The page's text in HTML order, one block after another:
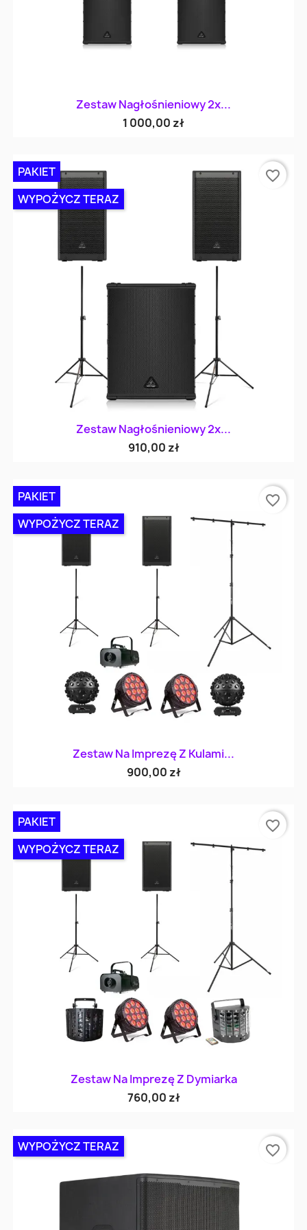
Zestaw Nagłośnieniowy 2x...
1 000,00 zł
Zestaw Nagłośnieniowy 2x...
910,00 zł
PAKIET
WYPOŻYCZ TERAZ
favorite_border
Zestaw Na Imprezę Z Kulami...
900,00 zł
PAKIET
WYPOŻYCZ TERAZ
favorite_border
Zestaw Na Imprezę Z Dymiarka
760,00 zł
PAKIET
WYPOŻYCZ TERAZ
favorite_border
WYPOŻYCZ TERAZ favorite_border